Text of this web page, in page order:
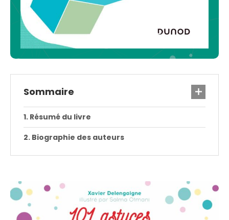
Sommaire
Résumé du livre
Biographie des auteurs